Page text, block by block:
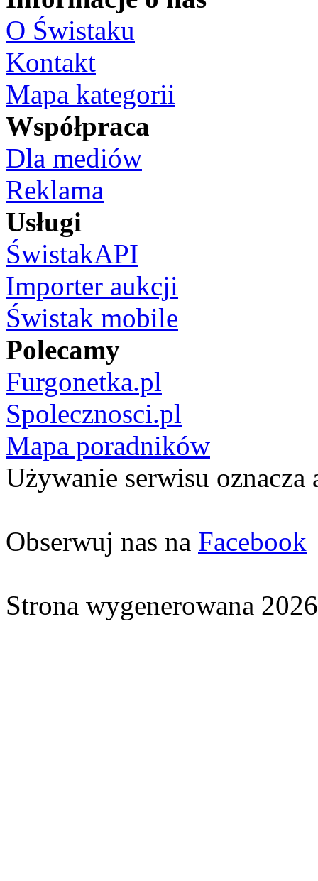
O Świstaku
Kontakt
Mapa kategorii
Współpraca
Dla mediów
Reklama
Usługi
ŚwistakAPI
Importer aukcji
Świstak mobile
Polecamy
Furgonetka.pl
Spolecznosci.pl
Mapa poradników
Używanie serwisu oznacza
Obserwuj nas na Facebook
Strona wygenerowana